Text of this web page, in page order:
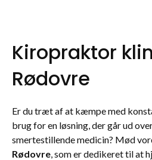
Kiropraktor
Rødovre
Er du træt af at kæmpe med
brug for en løsning, der går ud
smertestillende medicin? Mød
Rødovre, som er dedikeret til at